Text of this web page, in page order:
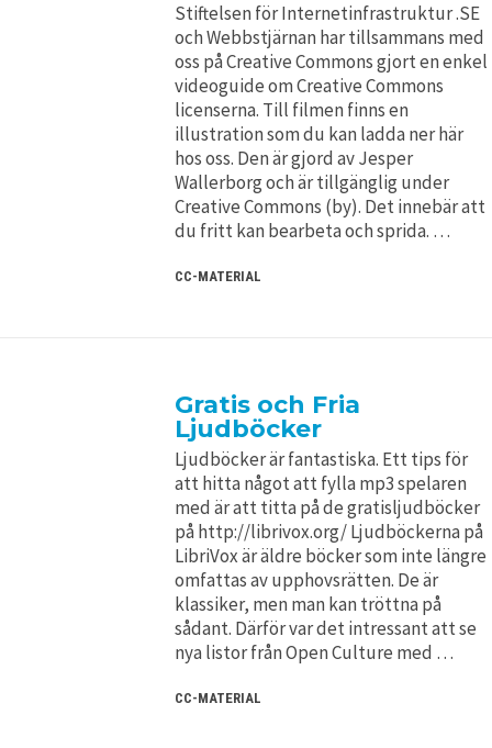
Stiftelsen för Internetinfrastruktur .SE
och Webbstjärnan har tillsammans med
oss på Creative Commons gjort en enkel
videoguide om Creative Commons
licenserna. Till filmen finns en
illustration som du kan ladda ner här
hos oss. Den är gjord av Jesper
Wallerborg och är tillgänglig under
Creative Commons (by). Det innebär att
du fritt kan bearbeta och sprida. …
CC-MATERIAL
Gratis och Fria
Ljudböcker
Ljudböcker är fantastiska. Ett tips för
att hitta något att fylla mp3 spelaren
med är att titta på de gratisljudböcker
på http://librivox.org/ Ljudböckerna på
LibriVox är äldre böcker som inte längre
omfattas av upphovsrätten. De är
klassiker, men man kan tröttna på
sådant. Därför var det intressant att se
nya listor från Open Culture med …
CC-MATERIAL